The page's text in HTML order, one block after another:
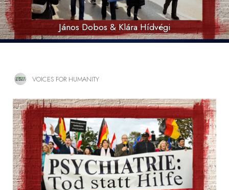
János Dobos & Klára Hídvégi
VOICES FOR HUMANITY